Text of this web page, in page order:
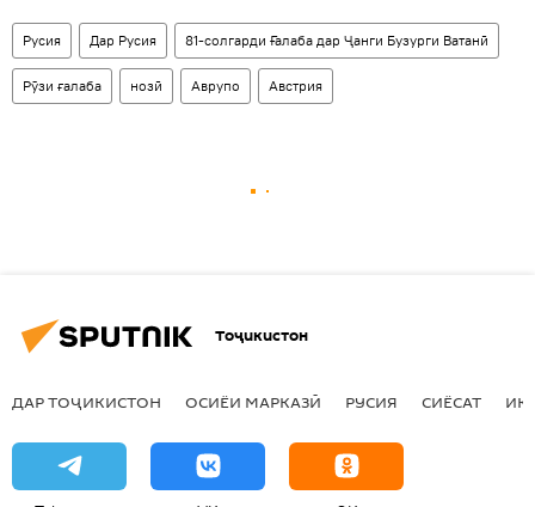
Русия Дар Русия 81-солгарди Ғалаба дар Ҷанги Бузурги Ватанӣ
Рӯзи ғалаба нозӣ Аврупо Австрия
Тоҷикистон
ДАР ТОҶИКИСТОН ОСИЁИ МАРКАЗӢ РУСИЯ СИЁСАТ